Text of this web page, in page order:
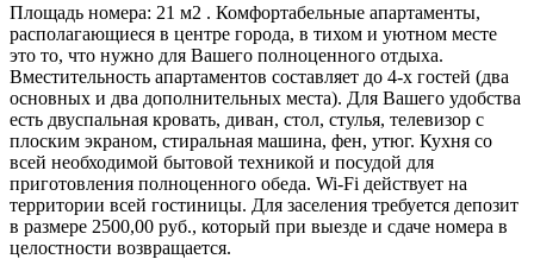
Площадь номера: 21 м2 . Комфортабельные апартаменты,
располагающиеся в центре города, в тихом и уютном месте
это то, что нужно для Вашего полноценного отдыха.
Вместительность апартаментов составляет до 4-х гостей (два
основных и два дополнительных места). Для Вашего удобства
есть двуспальная кровать, диван, стол, стулья, телевизор с
плоским экраном, стиральная машина, фен, утюг. Кухня со
всей необходимой бытовой техникой и посудой для
приготовления полноценного обеда. Wi-Fi действует на
территории всей гостиницы. Для заселения требуется депозит
в размере 2500,00 руб., который при выезде и сдаче номера в
целостности возвращается.